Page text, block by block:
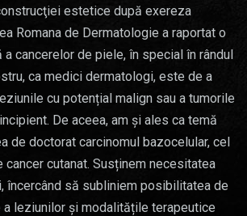
estetice după exereza
Romana de Dermatologie a raportat o
a cancerelor de piele, în special în rândul
ca medici dermatologi, este de a
cu potențial malign sau a tumorile
De aceea, am și ales ca temă
de doctorat carcinomul bazocelular, cel
cutanat. Susținem necesitatea
încercând să subliniem posibilitatea de
leziunilor și modalitățile terapeutice